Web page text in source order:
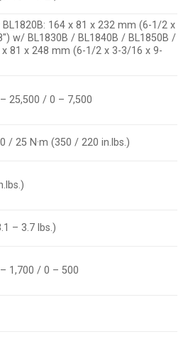
164 x 81 x 232 mm (6-1/2 x
w/ BL1830B / BL1840B / BL1850B /
x 81 x 248 mm (6-1/2 x 3-3/16 x 9-
25,500 / 0 – 7,500
/ 25 N·m (350 / 220 in.lbs.)
– 3.7 lbs.)
1,700 / 0 – 500